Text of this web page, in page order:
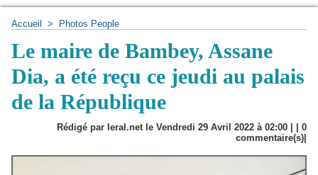
Accueil > Photos People
Le maire de Bambey, Assane
Dia, a été reçu ce jeudi au palais
de la République
Rédigé par leral.net le Vendredi 29 Avril 2022 à 02:00 | | 0
commentaire(s)|